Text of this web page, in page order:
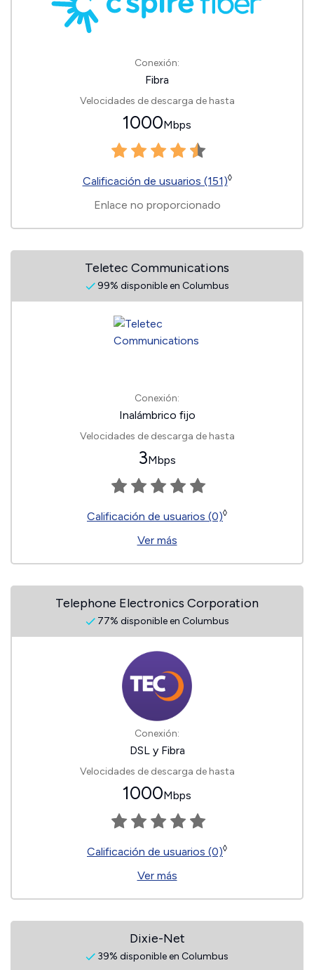
Conexión:
Fibra
Velocidades de descarga de hasta
1000Mbps
Calificación de usuarios (151)◊
Enlace no proporcionado
Teletec Communications
99% disponible en Columbus
Conexión:
Inalámbrico fijo
Velocidades de descarga de hasta
3Mbps
Calificación de usuarios (0)◊
Ver más
Telephone Electronics Corporation
77% disponible en Columbus
Conexión:
DSL y Fibra
Velocidades de descarga de hasta
1000Mbps
Calificación de usuarios (0)◊
Ver más
Dixie-Net
39% disponible en Columbus